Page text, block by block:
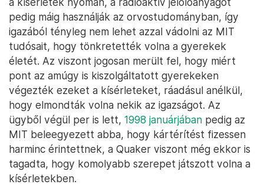
pedig máig használják az orvostudományban, így
igazából tényleg nem lehet azzal vádolni az MIT
tudósait, hogy tönkretették volna a gyerekek
életét. Az viszont jogosan merült fel, hogy miért
pont az amúgy is kiszolgáltatott gyerekeken
végezték ezeket a kísérleteket, ráadásul anélkül,
hogy elmondták volna nekik az igazságot. Az
ügyből végül per is lett, 1998 januárjában pedig az
MIT beleegyezett abba, hogy kártérítést fizessen
harminc érintettnek, a Quaker viszont még ekkor is
tagadta, hogy komolyabb szerepet játszott volna a
kísérletekben.